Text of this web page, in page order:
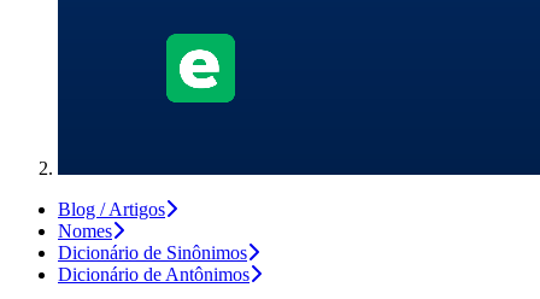
Blog / Artigos
Nomes
Dicionário de Sinônimos
Dicionário de Antônimos